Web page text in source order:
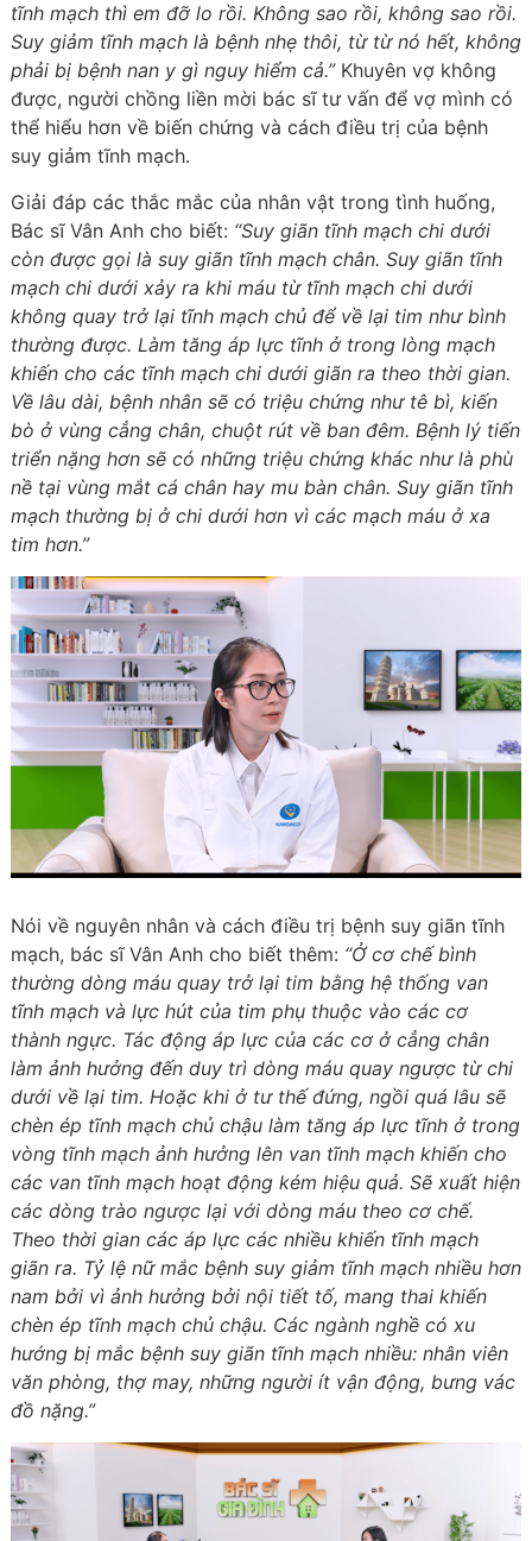
tĩnh mạch thì em đỡ lo rồi. Không sao rồi, không sao rồi.
Suy giảm tĩnh mạch là bệnh nhẹ thôi, từ từ nó hết, không
phải bị bệnh nan y gì nguy hiểm cả.”Khuyên vợ không
được, người chồng liền mời bác sĩ tư vấn để vợ mình có
thể hiểu hơn về biến chứng và cách điều trị của bệnh
suy giảm tĩnh mạch.
Giải đáp các thắc mắc của nhân vật trong tình huống,
Bác sĩ Vân Anh cho biết: “Suy giãn tĩnh mạch chi dưới
còn được gọi là suy giãn tĩnh mạch chân. Suy giãn tĩnh
mạch chi dưới xảy ra khi máu từ tĩnh mạch chi dưới
không quay trở lại tĩnh mạch chủ để về lại tim như bình
thường được. Làm tăng áp lực tĩnh ở trong lòng mạch
khiến cho các tĩnh mạch chi dưới giãn ra theo thời gian.
Về lâu dài, bệnh nhân sẽ có triệu chứng như tê bì, kiến
bò ở vùng cẳng chân, chuột rút về ban đêm. Bệnh lý tiến
triển nặng hơn sẽ có những triệu chứng khác như là phù
nề tại vùng mắt cá chân hay mu bàn chân. Suy giãn tĩnh
mạch thường bị ở chi dưới hơn vì các mạch máu ở xa
tim hơn.”
Nói về nguyên nhân và cách điều trị bệnh suy giãn tĩnh
mạch, bác sĩ Vân Anh cho biết thêm: “Ở cơ chế bình
thường dòng máu quay trở lại tim bằng hệ thống van
tĩnh mạch và lực hút của tim phụ thuộc vào các cơ
thành ngực. Tác động áp lực của các cơ ở cẳng chân
làm ảnh hưởng đến duy trì dòng máu quay ngược từ chi
dưới về lại tim. Hoặc khi ở tư thế đứng, ngồi quá lâu sẽ
chèn ép tĩnh mạch chủ chậu làm tăng áp lực tĩnh ở trong
vòng tĩnh mạch ảnh hưởng lên van tĩnh mạch khiến cho
các van tĩnh mạch hoạt động kém hiệu quả. Sẽ xuất hiện
các dòng trào ngược lại với dòng máu theo cơ chế.
Theo thời gian các áp lực các nhiều khiến tĩnh mạch
giãn ra. Tỷ lệ nữ mắc bệnh suy giảm tĩnh mạch nhiều hơn
nam bởi vì ảnh hưởng bởi nội tiết tố, mang thai khiến
chèn ép tĩnh mạch chủ chậu. Các ngành nghề có xu
hướng bị mắc bệnh suy giãn tĩnh mạch nhiều: nhân viên
văn phòng, thợ may, những người ít vận động, bưng vác
đồ nặng.”